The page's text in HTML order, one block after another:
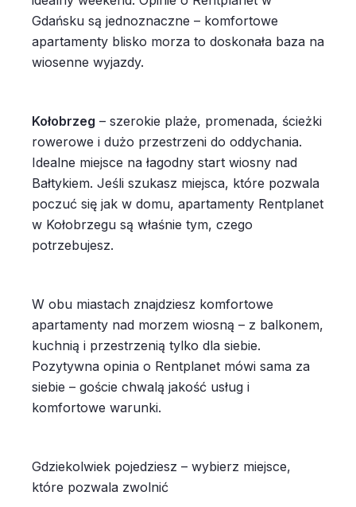
Gdańsku są jednoznaczne – komfortowe
apartamenty blisko morza to doskonała baza na
wiosenne wyjazdy.
Kołobrzeg – szerokie plaże, promenada, ścieżki
rowerowe i dużo przestrzeni do oddychania.
Idealne miejsce na łagodny start wiosny nad
Bałtykiem. Jeśli szukasz miejsca, które pozwala
poczuć się jak w domu, apartamenty Rentplanet
w Kołobrzegu są właśnie tym, czego
potrzebujesz.
W obu miastach znajdziesz komfortowe
apartamenty nad morzem wiosną – z balkonem,
kuchnią i przestrzenią tylko dla siebie.
Pozytywna opinia o Rentplanet mówi sama za
siebie – goście chwalą jakość usług i
komfortowe warunki.
Gdziekolwiek pojedziesz – wybierz miejsce,
które pozwala zwolnić